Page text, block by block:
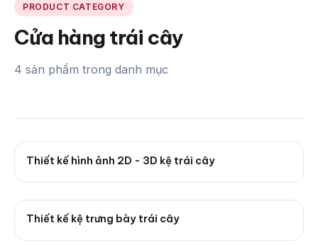
PRODUCT CATEGORY
Cửa hàng trái cây
4 sản phẩm trong danh mục
Thiết kế hình ảnh 2D - 3D kệ trái cây
Thiết kế kệ trưng bày trái cây